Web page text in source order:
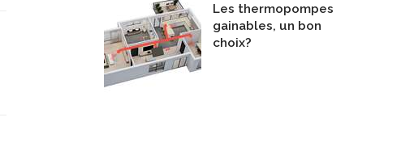
Les thermopompes
gainables, un bon
choix?